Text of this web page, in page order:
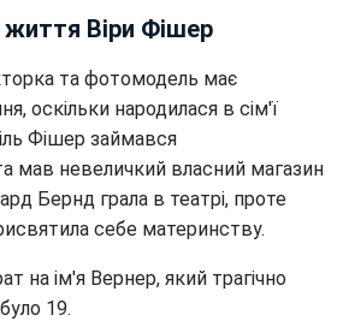
Віри Фішер
та фотомодель має
оскільки народилася в сім'ї
Фішер займався
мав невеличкий власний магазин
Бернд грала в театрі, проте
себе материнству.
на ім'я Вернер, який трагічно
19.